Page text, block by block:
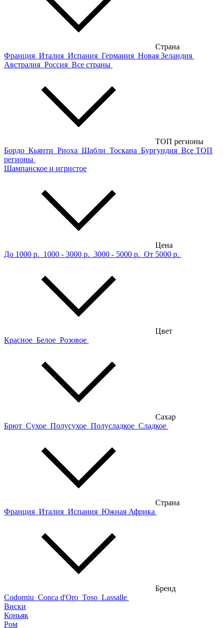
Страна
Франция Италия Испания Германия Новая Зеландия
Австралия Россия Все страны
ТОП регионы
Бордо Кьянти Риоха Шабли Тоскана Бургундия Все ТОП
регионы
Шампанское и игристое
Цена
До 1000 р. 1000 - 3000 р. 3000 - 5000 р. От 5000 р.
Цвет
Красное Белое Розовое
Сахар
Брют Сухое Полусухое Полусладкое Сладкое
Страна
Франция Италия Испания Южная Африка
Бренд
Codorniu Conca d'Oro Toso Lassalle
Виски
Коньяк
Ром